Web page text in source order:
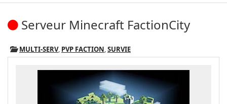
Serveur Minecraft FactionCity
MULTI-SERV, PVP FACTION,SURVIE